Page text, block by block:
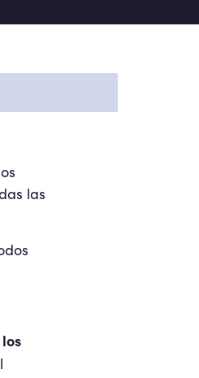
las